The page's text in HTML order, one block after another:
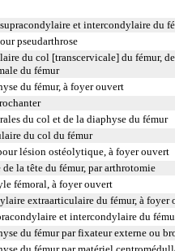
et intercondylaire du
pseudarthrose
du col [transcervicale] du fémur,
du fémur
du fémur, à foyer ouvert
du col et de la diaphyse du fémur
du col du fémur
lésion ostéolytique, à foyer ouvert
la tête du fémur, par arthrotomie
fémoral, à foyer ouvert
extraarticulaire du fémur, à foyer
et intercondylaire du
du fémur par fixateur externe ou